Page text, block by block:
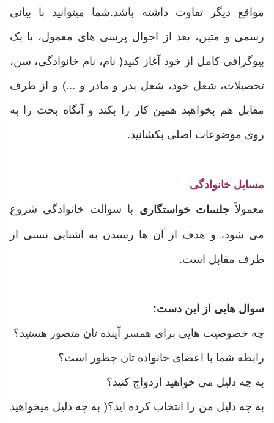
مواقع ديگر تفاوت داشته باشد.شما میتوانید با بیانی
رسمی و متین، بعد از احوال پرسی های معمول، با یک
بیوگرافی کامل از خود آغاز کنید( نام، نام خانوادگی، سن،
تحصیلات، شغل خود، شغل پدر و مادر و ...) و از طرف
مقابل هم بخواهید همین کار را بکند و آنگاه بحث را به
روی موضوعات اصلی بکشانید.
مسایل خانوادگی
معمولاً جلسات خواستگاری با سوالت خانوادگی شروع
می شود، و هدف از آن ها رسیدن به آشنایی نسبی از
طرف مقابل است.
سوال هایی از این دست:
چه خصوصیت هایی برای همسر آينده تان متصور هستید؟
رابطه شما با اعضای خانواده تان چطور است؟
به چه دلیل می خواهید ازدواج کنید؟
به چه دلیل من را انتخاب کرده اید؟( به چه دلیل میخواهید